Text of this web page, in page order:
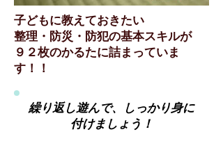
​子どもに教えておきたい
整理・防災・防犯の基本スキルが
９２枚のかるたに詰まっていま
す！！
繰り返し遊んで、しっかり身に
付けましょう！